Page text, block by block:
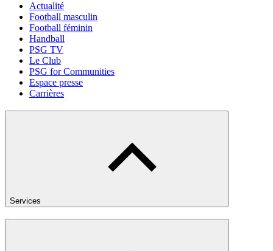
Actualité
Football masculin
Football féminin
Handball
PSG TV
Le Club
PSG for Communities
Espace presse
Carrières
Services